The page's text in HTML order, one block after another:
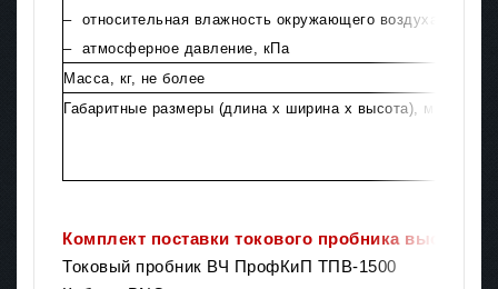
– относительная влажность окружающего воздуха, %
– атмосферное давление, кПа
Масса, кг, не более
Габаритные размеры (длина х ширина х высота), мм не
Комплект поставки токового пробника
Токовый пробник ВЧ ПрофКиП ТПВ-1500